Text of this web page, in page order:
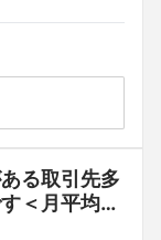
る取引先多
＜月平均残
泊費・食費